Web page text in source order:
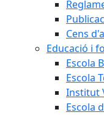
Cens
Educació i
Escola
Escola
Institut
Escola